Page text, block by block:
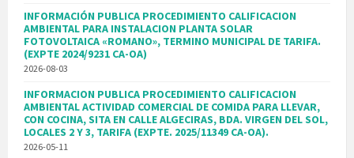
INFORMACIÓN PUBLICA PROCEDIMIENTO CALIFICACION
AMBIENTAL PARA INSTALACION PLANTA SOLAR
FOTOVOLTAICA «ROMANO», TERMINO MUNICIPAL DE TARIFA.
(EXPTE 2024/9231 CA-OA)
2026-08-03
INFORMACION PUBLICA PROCEDIMIENTO CALIFICACION
AMBIENTAL ACTIVIDAD COMERCIAL DE COMIDA PARA LLEVAR,
CON COCINA, SITA EN CALLE ALGECIRAS, BDA. VIRGEN DEL SOL,
LOCALES 2 Y 3, TARIFA (EXPTE. 2025/11349 CA-OA).
2026-05-11